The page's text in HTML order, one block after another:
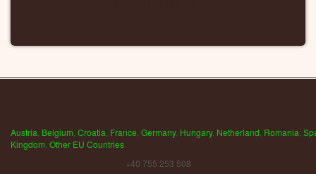
Austria Belgium Croatia France Germany, Hungary, Netherland Romania
Kingdom Other EU Countries
+40 755 253 508